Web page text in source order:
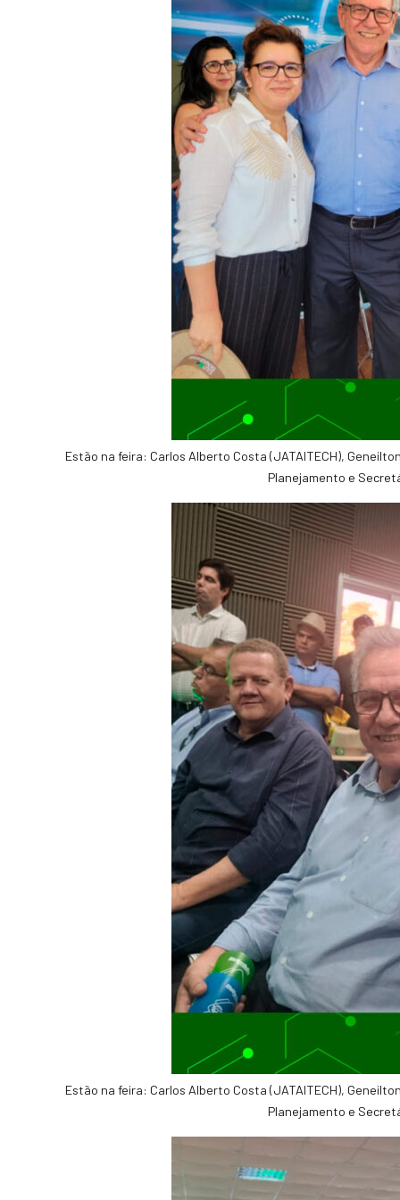
Estão na feira: Carlos Alberto Costa (JATAITECH),
Planejamento e
Estão na feira: Carlos Alberto Costa (JATAITECH),
Planejamento e